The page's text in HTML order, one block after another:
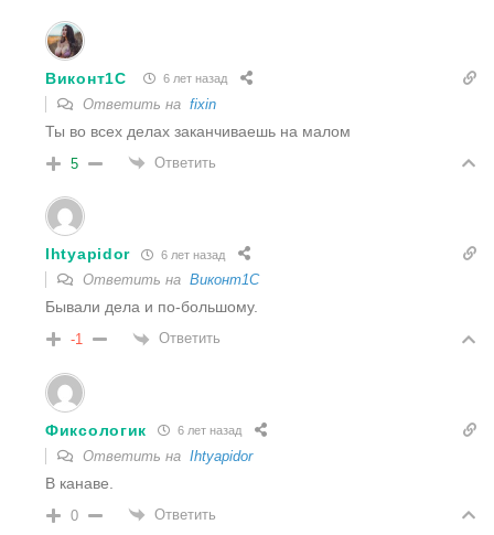
Виконт1C 6 лет назад
Ответить на fixin
Ты во всех делах заканчиваешь на малом
5 Ответить
Ihtyapidor 6 лет назад
Ответить на Виконт1C
Бывали дела и по-большому.
-1 Ответить
Фиксологик 6 лет назад
Ответить на Ihtyapidor
В канаве.
0 Ответить